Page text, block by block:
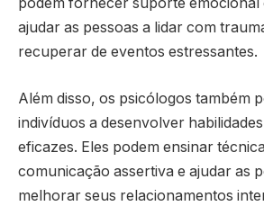
ajudar as pessoas a lidar com
recuperar de eventos estressantes.
Além disso, os psicólogos também
indivíduos a desenvolver
eficazes. Eles podem ensinar
comunicação assertiva e ajudar as
melhorar seus relacionamentos